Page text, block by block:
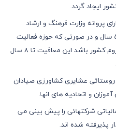
ایجاد گردد.
پروانه وزارت فرهنگ و ارشاد
اسلامی باشند برای مدت ٥ سال و در صورتی که حوزه فعالیت
مراکز مذکور در مناطق محروم کشور باشد این معافیت تا ٨ سال
روستائی عشایری کشاورزی صیادان
و اتحادیه های انها.
مالیاتی شرکتهائی را پیش بینی می
پذیرفته شده اند.